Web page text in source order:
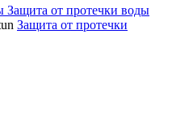
Защита от протечки воды
Защита от протечки